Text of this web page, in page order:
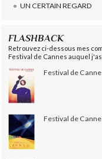
UN CERTAIN REGARD
FLASHBACK
Retrouvez ci-dessous mes
Festival de Cannes auquel
Festival de
Festival de